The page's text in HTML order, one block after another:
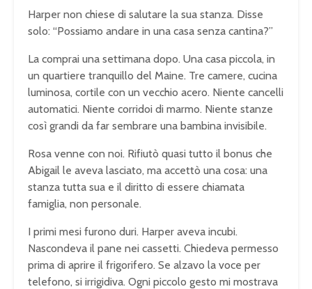
Harper non chiese di salutare la sua stanza. Disse
solo: “Possiamo andare in una casa senza cantina?”
La comprai una settimana dopo. Una casa piccola, in
un quartiere tranquillo del Maine. Tre camere, cucina
luminosa, cortile con un vecchio acero. Niente cancelli
automatici. Niente corridoi di marmo. Niente stanze
così grandi da far sembrare una bambina invisibile.
Rosa venne con noi. Rifiutò quasi tutto il bonus che
Abigail le aveva lasciato, ma accettò una cosa: una
stanza tutta sua e il diritto di essere chiamata
famiglia, non personale.
I primi mesi furono duri. Harper aveva incubi.
Nascondeva il pane nei cassetti. Chiedeva permesso
prima di aprire il frigorifero. Se alzavo la voce per
telefono, si irrigidiva. Ogni piccolo gesto mi mostrava